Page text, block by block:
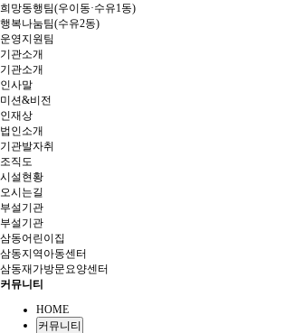
희망동행팀(우이동·수유1동)
행복나눔팀(수유2동)
운영지원팀
기관소개
기관소개
인사말
미션&비전
인재상
법인소개
기관발자취
조직도
시설현황
오시는길
부설기관
부설기관
삼동어린이집
삼동지역아동센터
삼동재가방문요양센터
커뮤니티
HOME
커뮤니티